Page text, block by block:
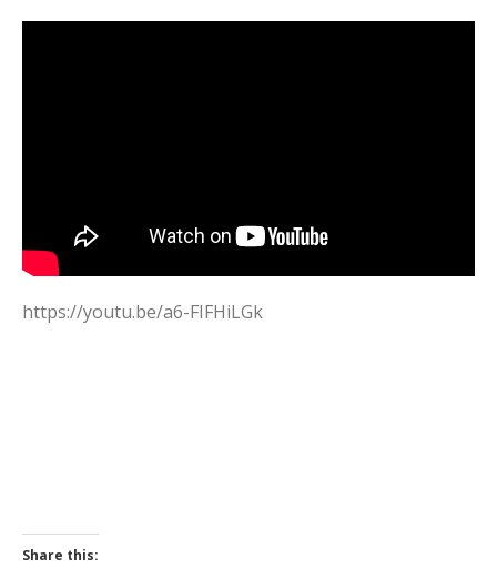
https://youtu.be/a6-FIFHiLGk
Share this: